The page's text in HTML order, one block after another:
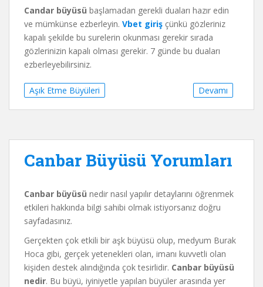
Candar büyüsü başlamadan gerekli duaları hazır edin
ve mümkünse ezberleyin. Vbet giriş çünkü gözleriniz
kapalı şekilde bu surelerin okunması gerekir sırada
gözlerinizin kapalı olması gerekir. 7 günde bu duaları
ezberleyebilirsiniz.
Devamı
Aşık Etme Büyüleri
Canbar Büyüsü Yorumları
Canbar büyüsü nedir nasıl yapılır detaylarını öğrenmek
etkileri hakkında bilgi sahibi olmak istiyorsanız doğru
sayfadasınız.
Gerçekten çok etkili bir aşk büyüsü olup, medyum Burak
Hoca gibi, gerçek yetenekleri olan, imanı kuvvetli olan
kişiden destek alındığında çok tesirlidir. Canbar büyüsü
nedir. Bu büyü, iyiniyetle yapılan büyüler arasında yer